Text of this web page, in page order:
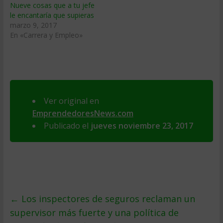
Nueve cosas que a tu jefe
le encantaría que supieras
marzo 9, 2017
En «Carrera y Empleo»
Ver original en
EmprendedoresNews.com
Publicado el jueves noviembre 23, 2017
← Los inspectores de seguros reclaman un
supervisor más fuerte y una política de